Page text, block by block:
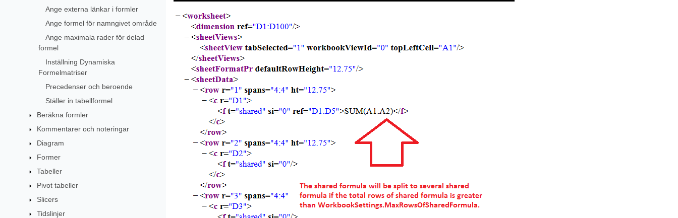
Ange externa länkar i formler
Ange formel för namngivet område
Ange maximala rader för delad
formel
Inställning Dynamiska
Formelmatriser
Precedenser och beroende
Ställer in tabellformel
Beräkna formler
Kommentarer och noteringar
Diagram
Former
Tabeller
Pivot tabeller
Slicers
Tidslinjer